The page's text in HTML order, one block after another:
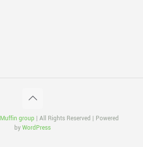
Muffin group | All Rights Reserved | Powered
byWordPress